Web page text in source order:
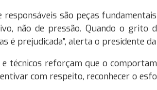
responsáveis são peças
não de pressão. Quando o
é prejudicada”, alerta o presidente da
e técnicos reforçam que o
com respeito, reconhecer o